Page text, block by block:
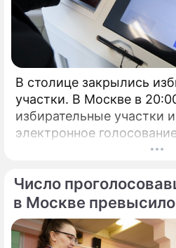
В столице закрылись
участки. В Москве в
избирательные участки
электронное
Число
в Москве